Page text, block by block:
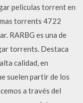
peliculas torrent en
torrents 4722
RARBG es una de
torrents. Destaca
calidad, en
suelen partir de los
a través del